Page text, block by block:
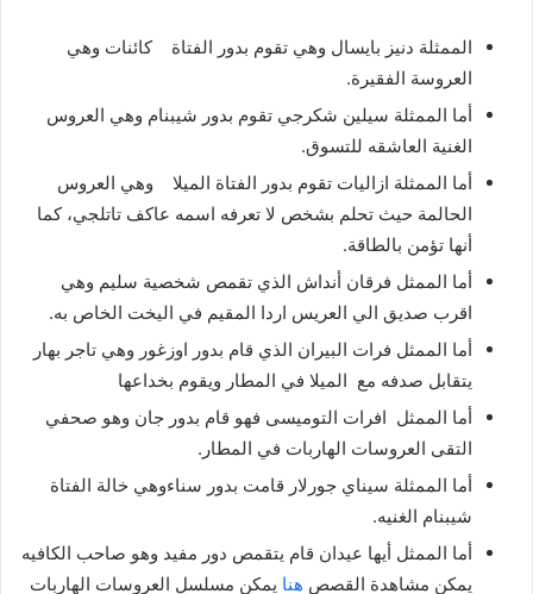
الممثلة دنيز بايسال وهي تقوم بدور الفتاة
كائنات وهي
العروسة الفقيرة.
أما الممثلة سيلين شكرجي تقوم بدور شيبنام وهي العروس
الغنية العاشقه للتسوق.
أما الممثلة ازاليات تقوم بدور الفتاة الميلا
وهي العروس
الحالمة حيث تحلم بشخص لا تعرفه اسمه عاكف تاتلجي، كما
أنها تؤمن بالطاقة.
أما الممثل فرقان أنداش الذي تقمص شخصية سليم وهي
اقرب صديق الي العريس اردا المقيم في اليخت الخاص به.
أما الممثل فرات البيران الذي قام بدور اوزغور وهي تاجر بهار
يتقابل صدفه مع الميلا في المطار ويقوم بخداعها
أما الممثل افرات التوميسى فهو قام بدور جان وهو صحفي
التقى العروسات الهاربات في المطار.
أما الممثلة سيناي جورلار قامت بدور سناءوهي خالة الفتاة
شيبنام الغنيه.
أما الممثل أيها عيدان قام يتقمص دور مفيد وهو صاحب الكافيه
يمكن مشاهدة القصص هنا يمكن مسلسل العروسات الهاربات